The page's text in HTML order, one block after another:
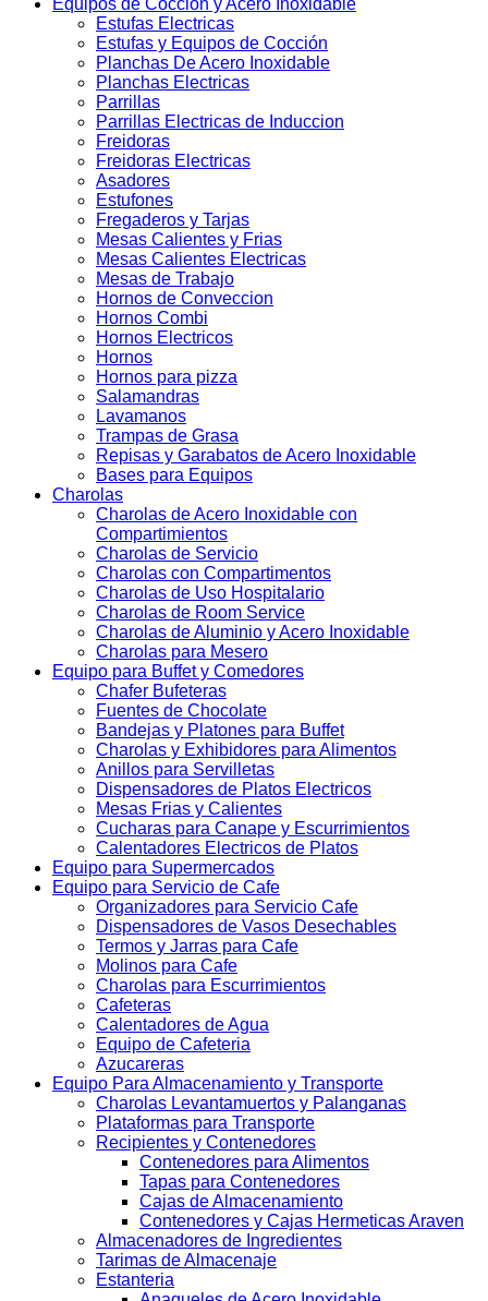
Equipos de Coccion y Acero Inoxidable
Estufas Electricas
Estufas y Equipos de Cocción
Planchas De Acero Inoxidable
Planchas Electricas
Parrillas
Parrillas Electricas de Induccion
Freidoras
Freidoras Electricas
Asadores
Estufones
Fregaderos y Tarjas
Mesas Calientes y Frias
Mesas Calientes Electricas
Mesas de Trabajo
Hornos de Conveccion
Hornos Combi
Hornos Electricos
Hornos
Hornos para pizza
Salamandras
Lavamanos
Trampas de Grasa
Repisas y Garabatos de Acero Inoxidable
Bases para Equipos
Charolas
Charolas de Acero Inoxidable con
Compartimientos
Charolas de Servicio
Charolas con Compartimentos
Charolas de Uso Hospitalario
Charolas de Room Service
Charolas de Aluminio y Acero Inoxidable
Charolas para Mesero
Equipo para Buffet y Comedores
Chafer Bufeteras
Fuentes de Chocolate
Bandejas y Platones para Buffet
Charolas y Exhibidores para Alimentos
Anillos para Servilletas
Dispensadores de Platos Electricos
Mesas Frias y Calientes
Cucharas para Canape y Escurrimientos
Calentadores Electricos de Platos
Equipo para Supermercados
Equipo para Servicio de Cafe
Organizadores para Servicio Cafe
Dispensadores de Vasos Desechables
Termos y Jarras para Cafe
Molinos para Cafe
Charolas para Escurrimientos
Cafeteras
Calentadores de Agua
Equipo de Cafeteria
Azucareras
Equipo Para Almacenamiento y Transporte
Charolas Levantamuertos y Palanganas
Plataformas para Transporte
Recipientes y Contenedores
Contenedores para Alimentos
Tapas para Contenedores
Cajas de Almacenamiento
Contenedores y Cajas Hermeticas Araven
Almacenadores de Ingredientes
Tarimas de Almacenaje
Estanteria